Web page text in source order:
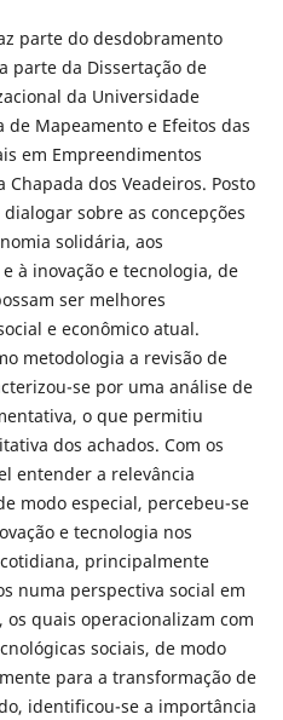
parte do desdobramento
parte da Dissertação de
da Universidade
Mapeamento e Efeitos das
em Empreendimentos
dos Veadeiros. Posto
sobre as concepções
solidária, aos
à inovação e tecnologia, de
ser melhores
e econômico atual.
metodologia a revisão de
se por uma análise de
o que permitiu
dos achados. Com os
entender a relevância
modo especial, percebeu-se
e tecnologia nos
principalmente
numa perspectiva social em
quais operacionalizam com
sociais, de modo
para a transformação de
identificou-se a importância